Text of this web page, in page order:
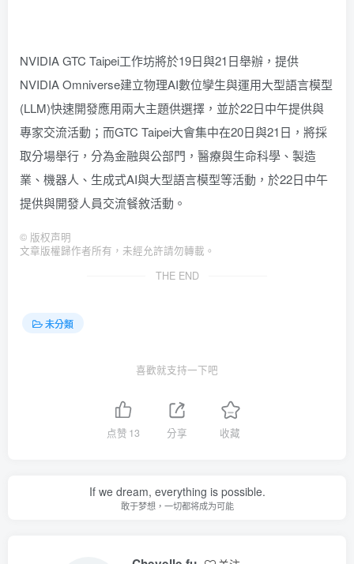
NVIDIA GTC Taipei工作坊將於19日與21日舉辦，提供
NVIDIA Omniverse建立物理AI數位孿生與運用大型語言模型
(LLM)快速開發應用兩大主題供選擇，並於22日中午提供與
專家交流活動；而GTC Taipei大會集中在20日與21日，將採
取分場舉行，分為金融與公部門，醫療與生命科學、製造
業、機器人、生成式AI與大型語言模型等活動，於22日中午
提供與開發人員交流餐敘活動。
© 版权声明
文章版權歸作者所有，未經允許請勿轉載。
THE END
未分類
喜歡就支持一下吧
点赞 13 分享 收藏
If we dream, everything is possible.
敢于梦想，一切都将成为可能